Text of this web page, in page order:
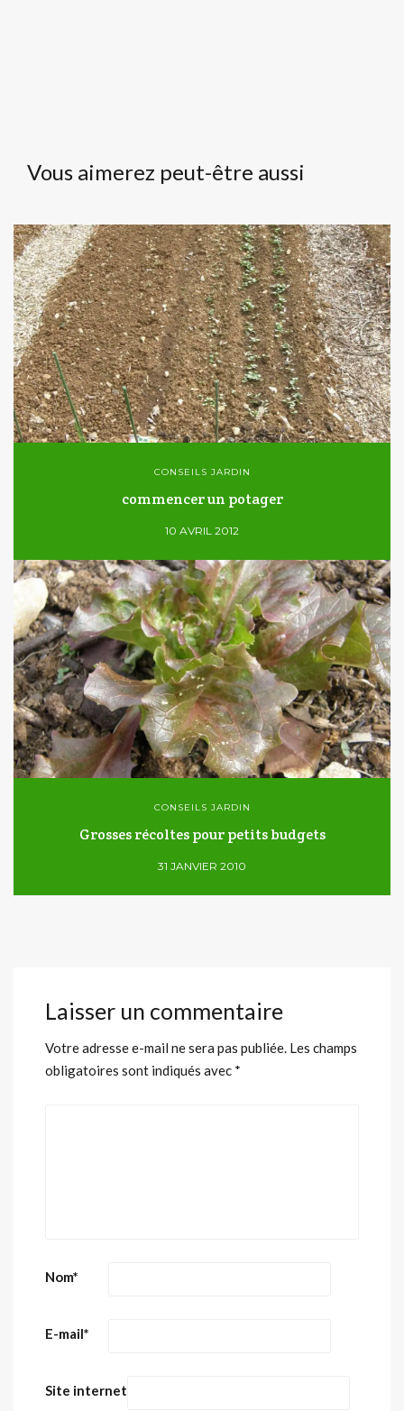
Vous aimerez peut-être aussi
CONSEILS JARDIN
commencer un potager
10 AVRIL 2012
CONSEILS JARDIN
Grosses récoltes pour petits budgets
31 JANVIER 2010
Laisser un commentaire
Votre adresse e-mail ne sera pas publiée. Les champs
obligatoires sont indiqués avec *
Nom*
E-mail*
Site internet